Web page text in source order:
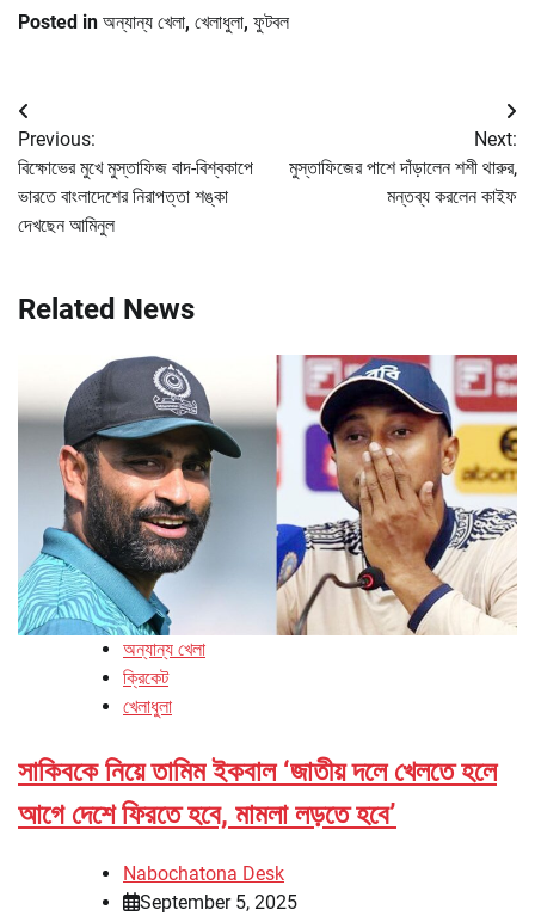
Posted in অন্যান্য খেলা, খেলাধুলা, ফুটবল
Post
navigation
Previous:
বিক্ষোভের মুখে মুস্তাফিজ বাদ-বিশ্বকাপে
ভারতে বাংলাদেশের নিরাপত্তা শঙ্কা
দেখছেন আমিনুল
Next:
মুস্তাফিজের পাশে দাঁড়ালেন শশী থারুর,
মন্তব্য করলেন কাইফ
Related News
অন্যান্য খেলা
ক্রিকেট
খেলাধুলা
সাকিবকে নিয়ে তামিম ইকবাল ‘জাতীয় দলে খেলতে হলে
আগে দেশে ফিরতে হবে, মামলা লড়তে হবে’
Nabochatona Desk
September 5, 2025